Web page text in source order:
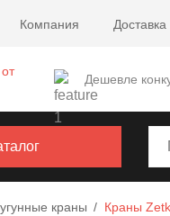
Компания
Дешевле
краны Краны